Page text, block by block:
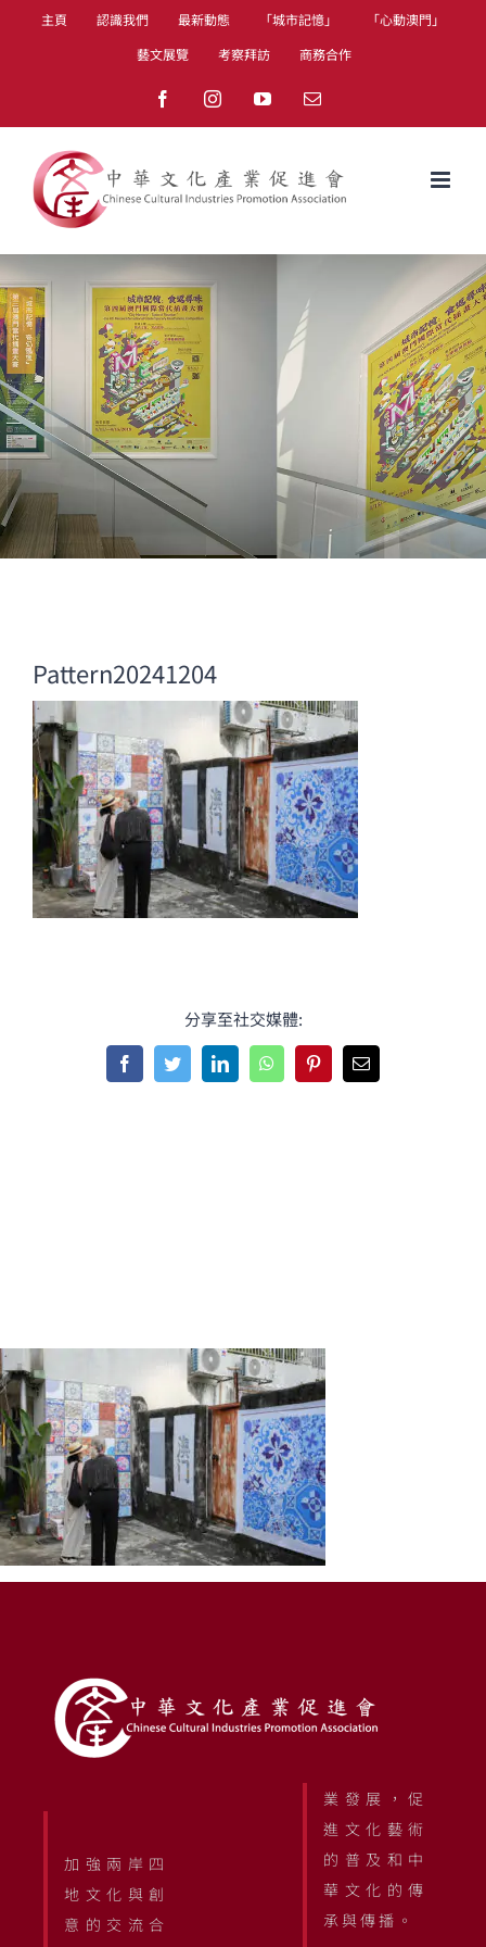
主頁 認識我們 最新動態 「城市記憶」
「心動澳門」
藝文展覽
考察拜訪 商務合作
FacebookInstagramYouTubeEmail
Pattern20241204
分享至社交媒體:
FacebookTwitterLinkedInWhatsAppPinterestEmail
加強兩岸四
地文化與創
意的交流合
業發展，促
進文化藝術
的普及和中
華文化的傳
承與傳播。